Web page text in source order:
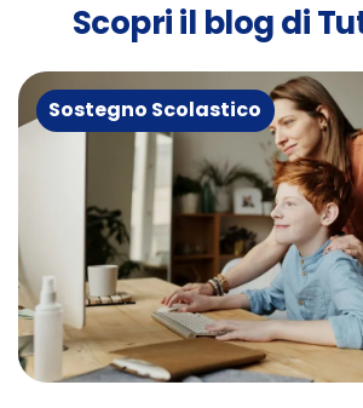
Scopri il blog di
Sostegno Scolastico